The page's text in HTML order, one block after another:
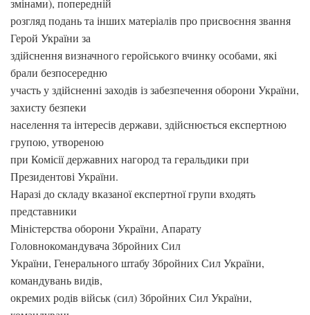
змінами), попередній
розгляд подань та інших матеріалів про присвоєння звання
Герой України за
здійснення визначного геройського вчинку особами, які
брали безпосередню
участь у здійсненні заходів із забезпечення оборони України,
захисту безпеки
населення та інтересів держави, здійснюється експертною
групою, утвореною
при Комісії державних нагород та геральдики при
Президентові України.
Наразі до складу вказаної експертної групи входять
представники
Міністерства оборони України, Апарату
Головнокомандувача Збройних Сил
України, Генерального штабу Збройних Сил України,
командувань видів,
окремих родів військ (сил) Збройних Сил України,